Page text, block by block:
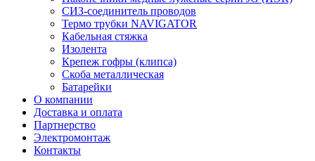
СИЗ-соединитель проводов
Термо трубки NAVIGATOR
Кабельная стяжка
Изолента
Крепеж гофры (клипса)
Скоба металлическая
Батарейки
О компании
Доставка и оплата
Партнерство
Электромонтаж
Контакты